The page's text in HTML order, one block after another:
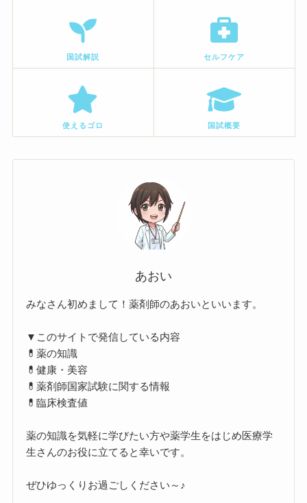
国試解説 セルフケア
使えるゴロ 国試概要
あおい
みなさん初めまして！薬剤師のあおいといいます。
▼このサイトで発信している内容
💊薬の知識
💊健康・美容
💊薬剤師国家試験に関する情報
💊臨床検査値
薬の知識を気軽に学びたい方や薬学生をはじめ医療学
生さんのお役に立てると幸いです。
ぜひゆっくりお過ごしください～♪